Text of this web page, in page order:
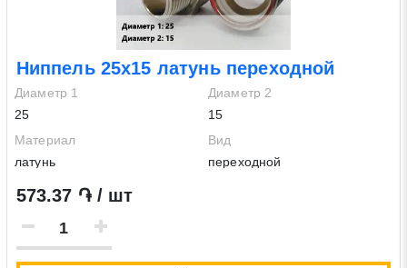
Ниппель 25х15 латунь переходной
Диаметр 1
25
Диаметр 2
15
Материал
латунь
Вид
переходной
573.37 ֏ / шт